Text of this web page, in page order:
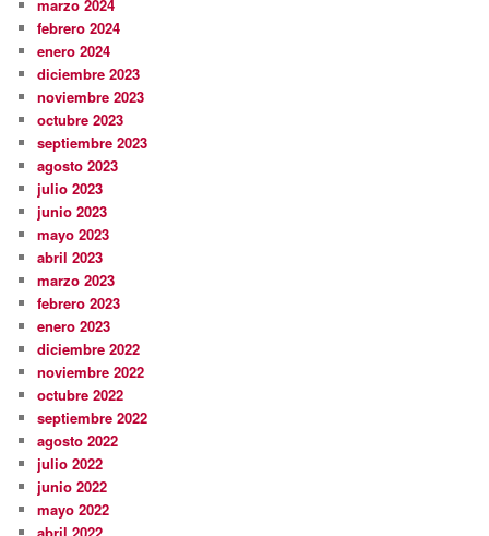
marzo 2024
febrero 2024
enero 2024
diciembre 2023
noviembre 2023
octubre 2023
septiembre 2023
agosto 2023
julio 2023
junio 2023
mayo 2023
abril 2023
marzo 2023
febrero 2023
enero 2023
diciembre 2022
noviembre 2022
octubre 2022
septiembre 2022
agosto 2022
julio 2022
junio 2022
mayo 2022